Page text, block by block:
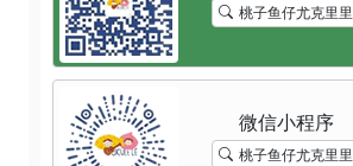
桃子鱼仔尤克里里
桃子鱼仔尤克里里